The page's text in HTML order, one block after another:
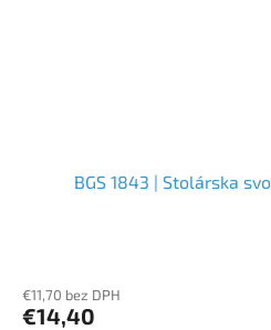
BGS 1843 | Stolárska
€11,70 bez DPH
€14,40